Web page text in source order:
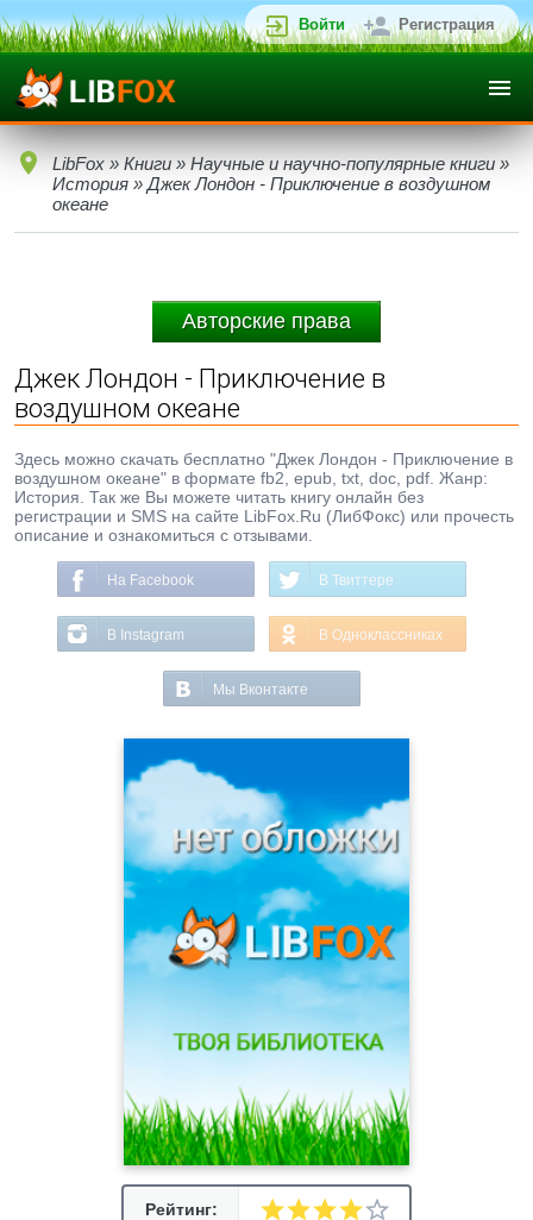
Войти Регистрация
LibFox » Книги » Научные и научно-популярные книги »
История » Джек Лондон - Приключение в воздушном
океане
Авторские права
Джек Лондон - Приключение в
воздушном океане
Здесь можно скачать бесплатно "Джек Лондон - Приключение в
воздушном океане" в формате fb2, epub, txt, doc, pdf. Жанр:
История. Так же Вы можете читать книгу онлайн без
регистрации и SMS на сайте LibFox.Ru (ЛибФокс) или прочесть
описание и ознакомиться с отзывами.
На Facebook В Твиттере
В Instagram В Одноклассниках
Мы Вконтакте
Рейтинг: